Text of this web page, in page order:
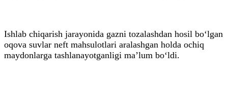
Ishlab chiqarish jarayonida gazni tozalashdan hosil bo‘lgan
oqova suvlar neft mahsulotlari aralashgan holda ochiq
maydonlarga tashlanayotganligi ma’lum bo‘ldi.